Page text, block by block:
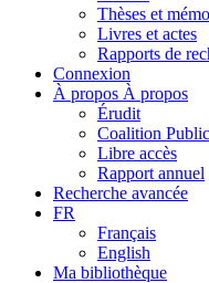
Thèses et
Livres et actes
Rapports de
Connexion
À propos À propos
Érudit
Coalition
Libre accès
Rapport annuel
Recherche avancée
FR
Français
English
Ma bibliothèque